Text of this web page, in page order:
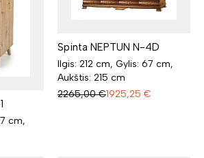
cm,
Spinta NEPTUN N-4D
Ilgis: 212 cm, Gylis: 67 cm,
Aukštis: 215 cm
2265,00 €1925,25 €